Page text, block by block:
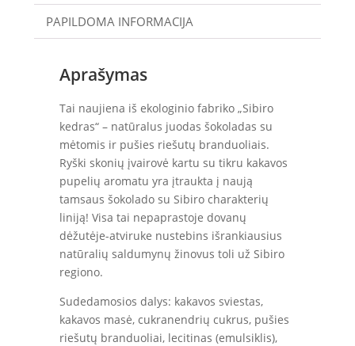
PAPILDOMA INFORMACIJA
Aprašymas
Tai naujiena iš ekologinio fabriko „Sibiro
kedras“ – natūralus juodas šokoladas su
mėtomis ir pušies riešutų branduoliais.
Ryški skonių įvairovė kartu su tikru kakavos
pupelių aromatu yra įtraukta į naują
tamsaus šokolado su Sibiro charakterių
liniją! Visa tai nepaprastoje dovanų
dėžutėje-atviruke nustebins išrankiausius
natūralių saldumynų žinovus toli už Sibiro
regiono.
Sudedamosios dalys: kakavos sviestas,
kakavos masė, cukranendrių cukrus, pušies
riešutų branduoliai, lecitinas (emulsiklis),